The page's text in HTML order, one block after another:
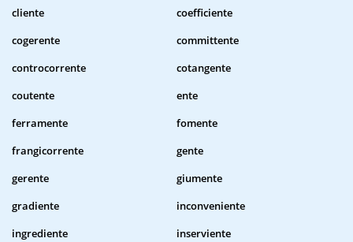
cliente
coefficiente
cogerente
committente
controcorrente
cotangente
coutente
ente
ferramente
fomente
frangicorrente
gente
gerente
giumente
gradiente
inconveniente
ingrediente
inserviente